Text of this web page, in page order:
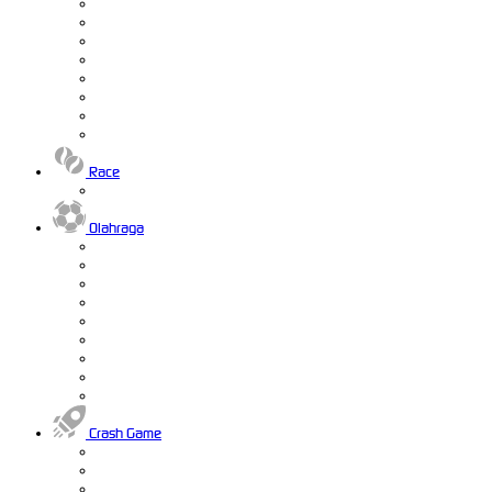
Race
Olahraga
Crash Game